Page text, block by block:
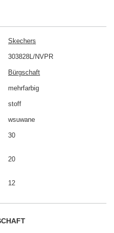
Skechers
303828L/NVPR
Bürgschaft
mehrfarbig
stoff
wsuwane
30
20
12